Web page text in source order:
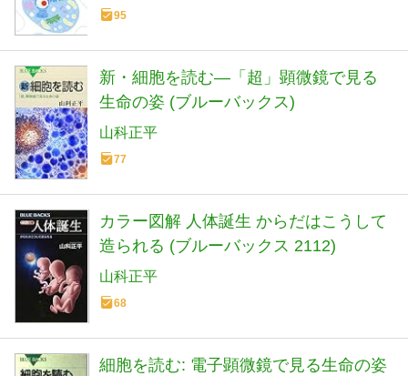
95
新・細胞を読む―「超」顕微鏡で見る
生命の姿 (ブルーバックス)
山科正平
77
カラー図解 人体誕生 からだはこうして
造られる (ブルーバックス 2112)
山科正平
68
細胞を読む: 電子顕微鏡で見る生命の姿